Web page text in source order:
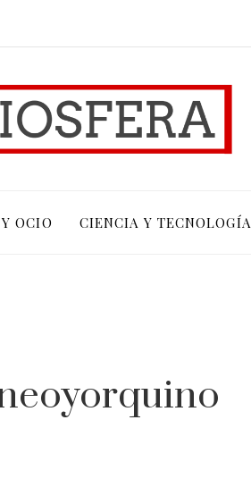
OCIO CIENCIA Y TECNOLOGÍA